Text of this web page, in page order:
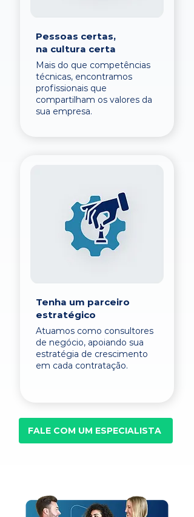
Pessoas certas,
na cultura certa
Mais do que competências
técnicas, encontramos
profissionais que
compartilham os valores da
sua empresa.
Tenha um parceiro
estratégico
Atuamos como consultores
de negócio, apoiando sua
estratégia de crescimento
em cada contratação.
FALE COM UM ESPECIALISTA